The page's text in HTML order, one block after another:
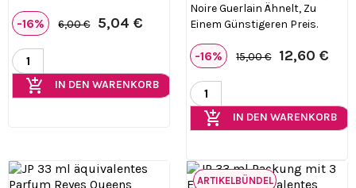
-16% 6,00 € 5,04 €
add_shopping_cart IN DEN WARENKORB
Noire Guerlain Ähnelt, Zu
Einem Günstigeren Preis.
-16% 15,00 € 12,60 €
add_shopping_cart IN DEN WARENKORB
ARTIKELBÜNDEL